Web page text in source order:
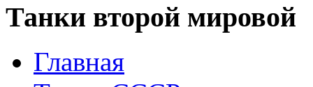
Танки второй мировой
Главная